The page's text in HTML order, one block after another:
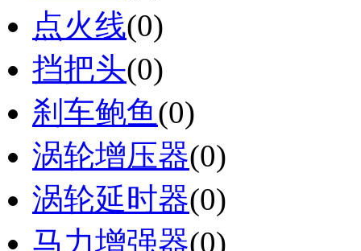
点火线(0)
挡把头(0)
刹车鲍鱼(0)
涡轮增压器(0)
涡轮延时器(0)
马力增强器(0)